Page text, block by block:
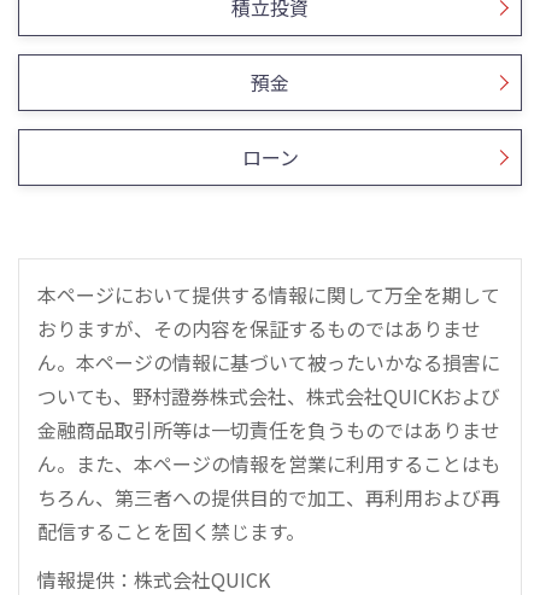
積立投資
預金
ローン
本ページにおいて提供する情報に関して万全を期して
おりますが、その内容を保証するものではありませ
ん。本ページの情報に基づいて被ったいかなる損害に
ついても、野村證券株式会社、株式会社QUICKおよび
金融商品取引所等は一切責任を負うものではありませ
ん。また、本ページの情報を営業に利用することはも
ちろん、第三者への提供目的で加工、再利用および再
配信することを固く禁じます。
情報提供：株式会社QUICK